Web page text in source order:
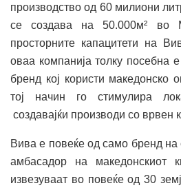
производство од 60 милиони
се создава на 50.000м² во
просторните капацитети на
оваа компанија толку посебнa
бренд кој користи македонско
тој начин го стимулира
создавајќи производи со врвен
Вива е повеќе од само бренд на
амбасадор на македонскиот
извезуваат во повеќе од 30